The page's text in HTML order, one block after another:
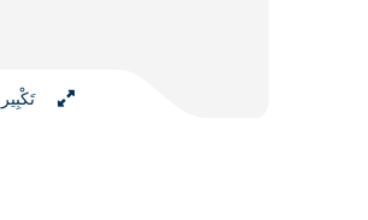
تَكْبِير الصُّورَة الرَّسْمِيَّة